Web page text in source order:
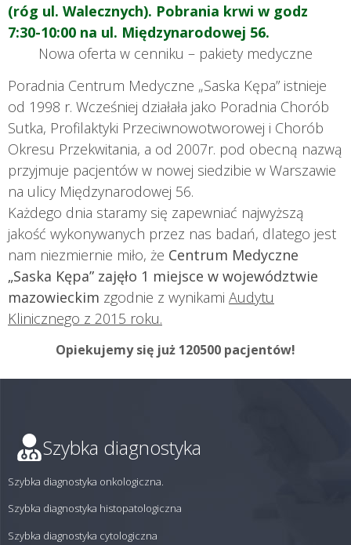
(róg ul. Walecznych). Pobrania krwi w godz
7:30-10:00 na ul. Międzynarodowej 56.
Nowa oferta w cenniku – pakiety medyczne
Poradnia Centrum Medyczne „Saska Kępa” istnieje
od 1998 r. Wcześniej działała jako Poradnia Chorób
Sutka, Profilaktyki Przeciwnowotworowej i Chorób
Okresu Przekwitania, a od 2007r. pod obecną nazwą
przyjmuje pacjentów w nowej siedzibie w Warszawie
na ulicy Międzynarodowej 56.
Każdego dnia staramy się zapewniać najwyższą
jakość wykonywanych przez nas badań, dlatego jest
nam niezmiernie miło, że Centrum Medyczne
„Saska Kępa” zajęło 1 miejsce w województwie
mazowieckim zgodnie z wynikami Audytu
Klinicznego z 2015 roku.
Opiekujemy się już 120500 pacjentów!
Szybka diagnostyka
Szybka diagnostyka onkologiczna.
Szybka diagnostyka histopatologiczna
Szybka diagnostyka cytologiczna